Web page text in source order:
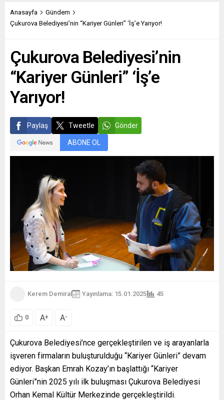
Anasayfa
Gündem
Çukurova Belediyesi’nin “Kariyer Günleri” ‘İş’e Yarıyor!
Çukurova Belediyesi’nin
“Kariyer Günleri” ‘İş’e
Yarıyor!
Paylaş Tweetle Gönder
ABONE OL
Kerem Demiral Yayınlama: 15.01.2025 45
0 A+ A-
Çukurova Belediyesi’nce gerçekleştirilen ve iş arayanlarla
işveren firmaların buluşturulduğu “Kariyer Günleri” devam
ediyor. Başkan Emrah Kozay’ın başlattığı “Kariyer
Günleri”nin 2025 yılı ilk buluşması Çukurova Belediyesi
Orhan Kemal Kültür Merkezinde gerçekleştirildi.